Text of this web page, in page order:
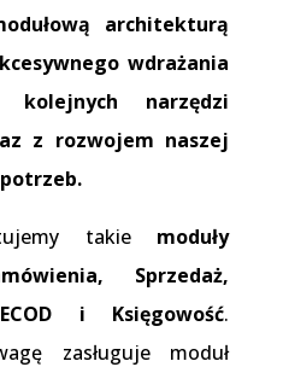
architekturą
wdrażania
kolejnych narzędzi
z rozwojem naszej
takie moduły
Sprzedaż,
i Księgowość.
zasługuje moduł